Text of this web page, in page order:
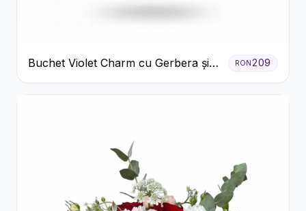
Buchet Violet Charm cu Gerbera și
Lisianthus Alb
RON209